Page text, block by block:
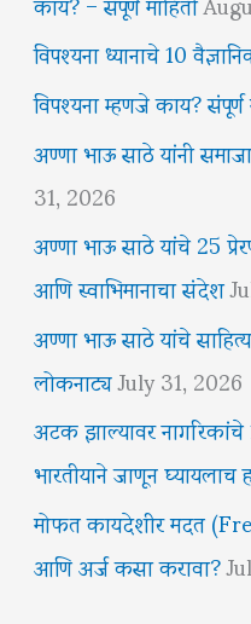
विपश्यना ध्यानाचे 10
विपश्यना म्हणजे काय? संपूर्ण
अण्णा भाऊ साठे यांनी
31, 2026
अण्णा भाऊ साठे यांचे 25
आणि स्वाभिमानाचा संदेश
अण्णा भाऊ साठे यांचे
लोकनाट्यJuly 31, 2026
अटक झाल्यावर
भारतीयाने जाणून
मोफत कायदेशीर मदत
आणि अर्ज कसा करावा?